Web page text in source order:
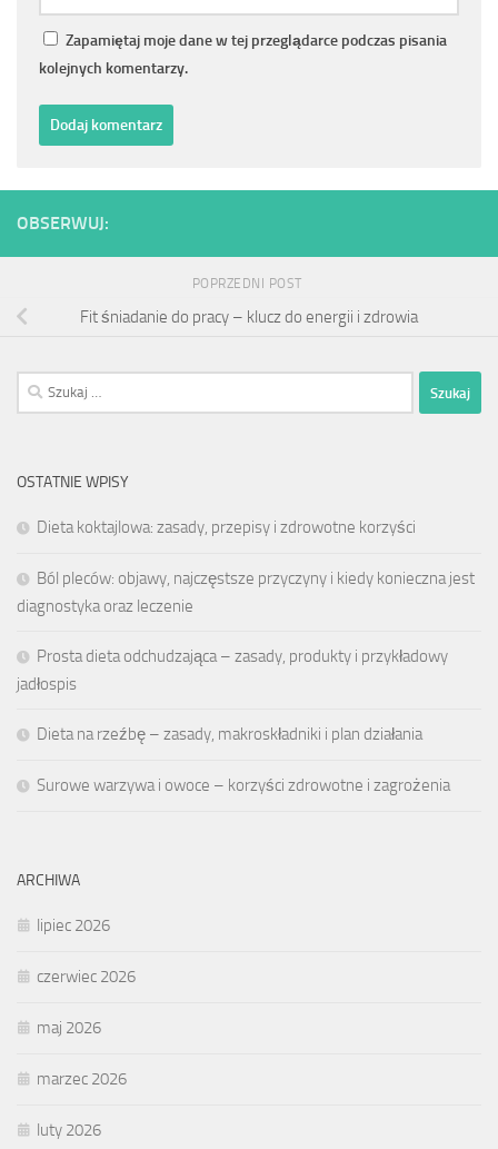
Zapamiętaj moje dane w tej przeglądarce podczas pisania
kolejnych komentarzy.
OBSERWUJ:
POPRZEDNI POST
Fit śniadanie do pracy – klucz do energii i zdrowia
Szukaj:
OSTATNIE WPISY
Dieta koktajlowa: zasady, przepisy i zdrowotne korzyści
Ból pleców: objawy, najczęstsze przyczyny i kiedy konieczna jest
diagnostyka oraz leczenie
Prosta dieta odchudzająca – zasady, produkty i przykładowy
jadłospis
Dieta na rzeźbę – zasady, makroskładniki i plan działania
Surowe warzywa i owoce – korzyści zdrowotne i zagrożenia
ARCHIWA
lipiec 2026
czerwiec 2026
maj 2026
marzec 2026
luty 2026